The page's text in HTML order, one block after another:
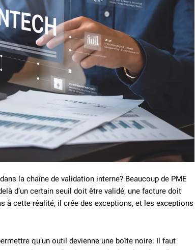
la chaîne de validation interne? Beaucoup de PME
d’un certain seuil doit être validé, une facture doit
à cette réalité, il crée des exceptions, et les exceptions
qu’un outil devienne une boîte noire. Il faut